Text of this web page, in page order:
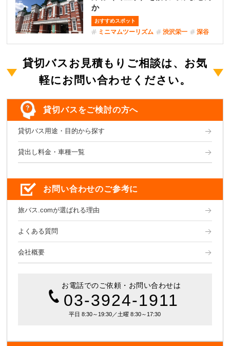
か
おすすめスポット
ミニマムツーリズム 渋沢栄一 深谷
貸切バスお見積もりご相談は、お気
軽にお問い合わせください。
貸切バスをご検討の方へ
貸切バス用途・目的から探す
貸出し料金・車種一覧
お問い合わせのご参考に
旅バス.comが選ばれる理由
よくある質問
会社概要
お電話でのご依頼・お問い合わせは
03-3924-1911
平日 8:30～19:30／土曜 8:30～17:30